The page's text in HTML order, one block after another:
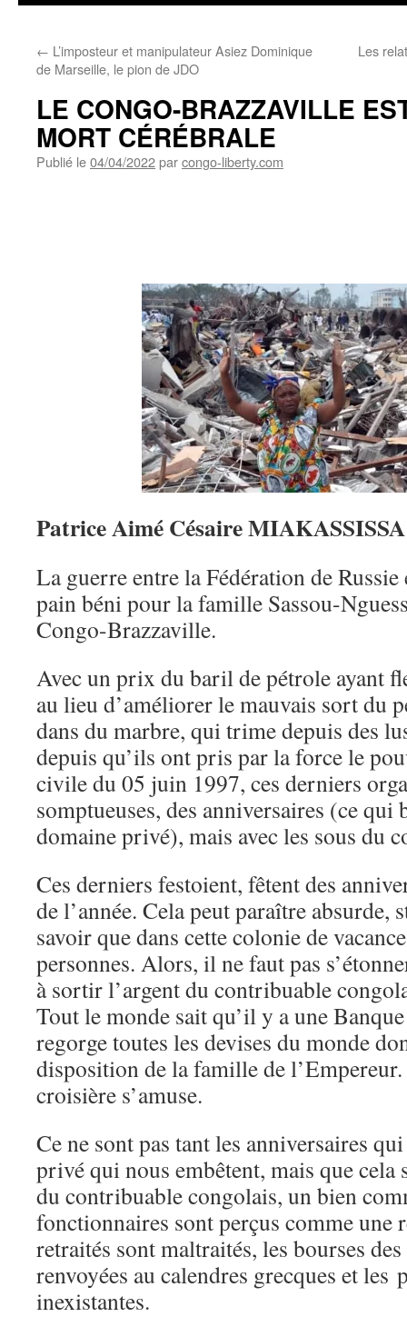
← L’imposteur et manipulateur Asiez Dominique
de Marseille, le pion de JDO
Les
LE CONGO-BRAZZAVILLE
MORT CÉRÉBRALE
Publié le04/04/2022parcongo-liberty.com
Patrice Aimé Césaire MIAKASSISSA
La guerre entre la Fédération de
pain béni pour la famille Sassou-
Congo-Brazzaville.
Avec un prix du baril de pétrole ayant
au lieu d’améliorer le mauvais sort du
dans du marbre, qui trime depuis des
depuis qu’ils ont pris par la force le
civile du 05 juin 1997, ces derniers
somptueuses, des anniversaires (ce qui
domaine privé), mais avec les sous du
Ces derniers festoient, fêtent des
de l’année. Cela peut paraître absurde,
savoir que dans cette colonie de
personnes. Alors, il ne faut pas
à sortir l’argent du contribuable
Tout le monde sait qu’il y a une
regorge toutes les devises du monde
disposition de la famille de
croisière s’amuse.
Ce ne sont pas tant les anniversaires
privé qui nous embêtent, mais que cela
du contribuable congolais, un bien
fonctionnaires sont perçus comme une
retraités sont maltraités, les bourses
renvoyées au calendres grecques et les
inexistantes.